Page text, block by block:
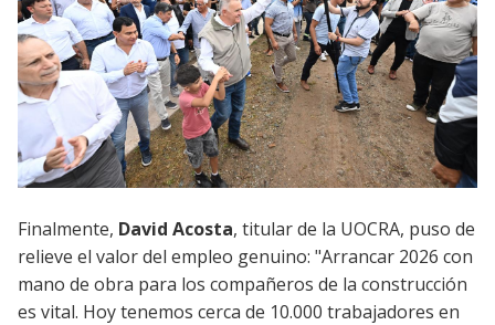
Finalmente, David Acosta, titular de la UOCRA, puso de
relieve el valor del empleo genuino: "Arrancar 2026 con
mano de obra para los compañeros de la construcción
es vital. Hoy tenemos cerca de 10.000 trabajadores en